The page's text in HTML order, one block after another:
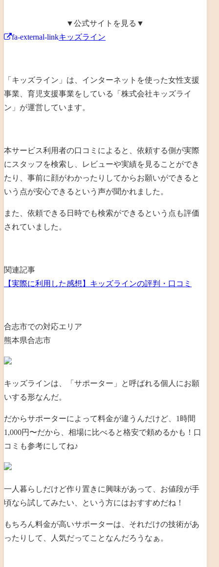
▼公式サイトを見る▼
fa-external-linkキッズライン
「キッズライン」は、 インターネットを使った女性支援
事業、育児支援事業を している「 株式会社キッズライ
ン 」が運営しています。
本サービス利用者の口コミによると、依頼する側が実際
にスタッフを検索し、レビューや実績を見ることができ
たり、事前に顔がわかったりしてからお願いができると
いう点が安心できるという声が聞かれました。
また、依頼できる日時でも検索ができるという点も評価
されていました。
関連記事
【実際に利用した感想】キッズラインの評判・口コミ
合志市での対応エリア
熊本県合志市
キッズラインは、「サポーター」と呼ばれる個人にお願
いする形なんだ。
だからサポーターによって料金が違うんだけど、1時間
1,000円〜だから、相場に比べると格安で頼めるかも！口
コミも参考にしてね♪
一人暮らしだけど作り置きに興味があって、お値段が手
頃なら試してみたい、という方にはおすすめだね！
もちろん料金が高いサポーターは、それだけの技術があ
ったりして、人気だってことなんだろうなぁ。